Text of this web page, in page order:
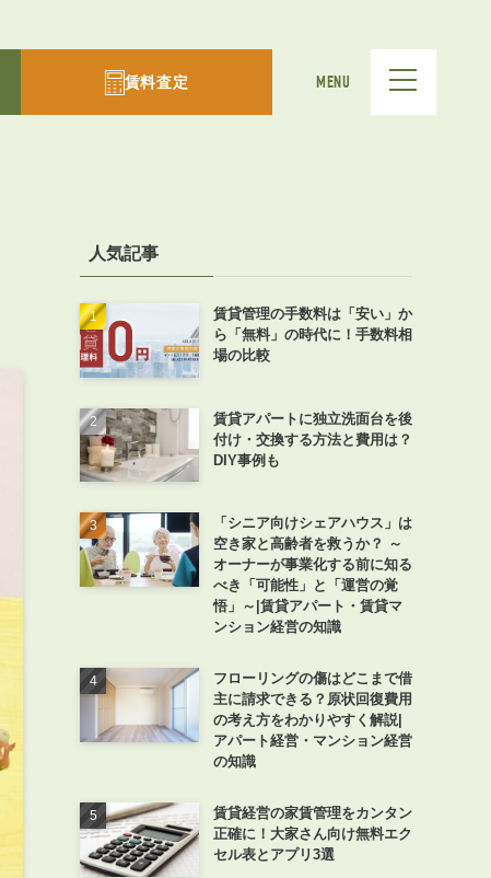
賃料査定 MENU
人気記事
賃貸管理の手数料は「安い」か
ら「無料」の時代に！手数料相
場の比較
賃貸アパートに独立洗面台を後
付け・交換する方法と費用は？
DIY事例も
「シニア向けシェアハウス」は
空き家と高齢者を救うか？ ～
オーナーが事業化する前に知る
べき「可能性」と「運営の覚
悟」～|賃貸アパート・賃貸マ
ンション経営の知識
フローリングの傷はどこまで借
主に請求できる？原状回復費用
の考え方をわかりやすく解説|
アパート経営・マンション経営
の知識
賃貸経営の家賃管理をカンタン
正確に！大家さん向け無料エク
セル表とアプリ3選